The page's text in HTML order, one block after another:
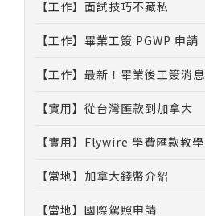
【工作】面試技巧不藏私
【工作】畢業工簽 PGWP 申請
【工作】最新！畢業後工簽消息
【實用】從台灣匯款到加拿大
【實用】Flywire 學費匯款教學
【當地】加拿大錢幣介紹
【當地】國際駕照申請